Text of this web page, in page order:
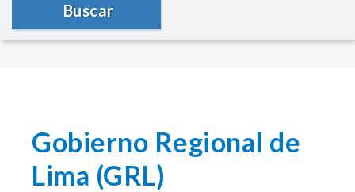
Buscar
Gobierno Regional de
Lima (GRL)